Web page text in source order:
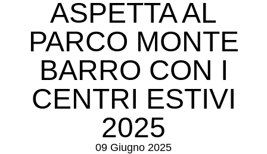
ASPETTA AL
PARCO MONTE
BARRO CON I
CENTRI ESTIVI
2025
09 Giugno 2025